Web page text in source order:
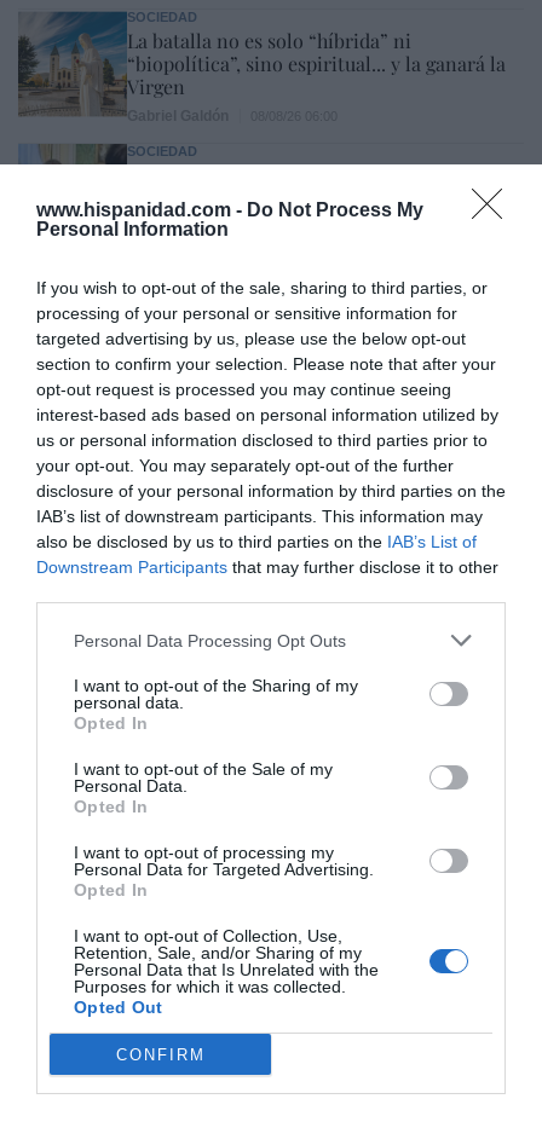
www.hispanidad.com - Do Not Process My
Personal Information
If you wish to opt-out of the sale, sharing to third parties, or
processing of your personal or sensitive information for
targeted advertising by us, please use the below opt-out
section to confirm your selection. Please note that after your
opt-out request is processed you may continue seeing
interest-based ads based on personal information utilized by
us or personal information disclosed to third parties prior to
your opt-out. You may separately opt-out of the further
disclosure of your personal information by third parties on the
IAB’s list of downstream participants. This information may
also be disclosed by us to third parties on the IAB’s List of
Downstream Participants that may further disclose it to other
Personal Data Processing Opt Outs
I want to opt-out of the Sharing of my
personal data.
Opted In
I want to opt-out of the Sale of my
Personal Data.
Opted In
I want to opt-out of processing my
Personal Data for Targeted Advertising.
Opted In
I want to opt-out of Collection, Use,
Retention, Sale, and/or Sharing of my
Personal Data that Is Unrelated with the
Purposes for which it was collected.
Opted Out
CONFIRM
SOCIEDAD
La batalla no es solo “híbrida” ni
“biopolítica”, sino espiritual... y la ganará la
Virgen
SOCIEDAD
bendecido en otros miembros de la Unión
Europea
ECONOMÍA
Seamos más responsables: no siempre el
banco tiene la culpa
Eulogio López 08/08/26 06:00
INTERNACIONAL
La bomba de Hiroshima no perseguía a
Occidente, la de Nagasaki sí: era la ciudad
católica del Japón
Marcelo Gullo: “El trabajo de desmitificar la
historia, de poner la verdadera, de
desmontar la falsificación, es un trabajo
cristiano"
por Hispanidad
Artículos anteriores
DIARIO DE LA CORRUPCIÓN SANCHISTA
Diario de la corrupción sanchista. Hazte
Oír se manifiesta delante de La Mareta:
“Pedro Sánchez es un criminal”
por Redacción
Artículos anteriores
Opinión